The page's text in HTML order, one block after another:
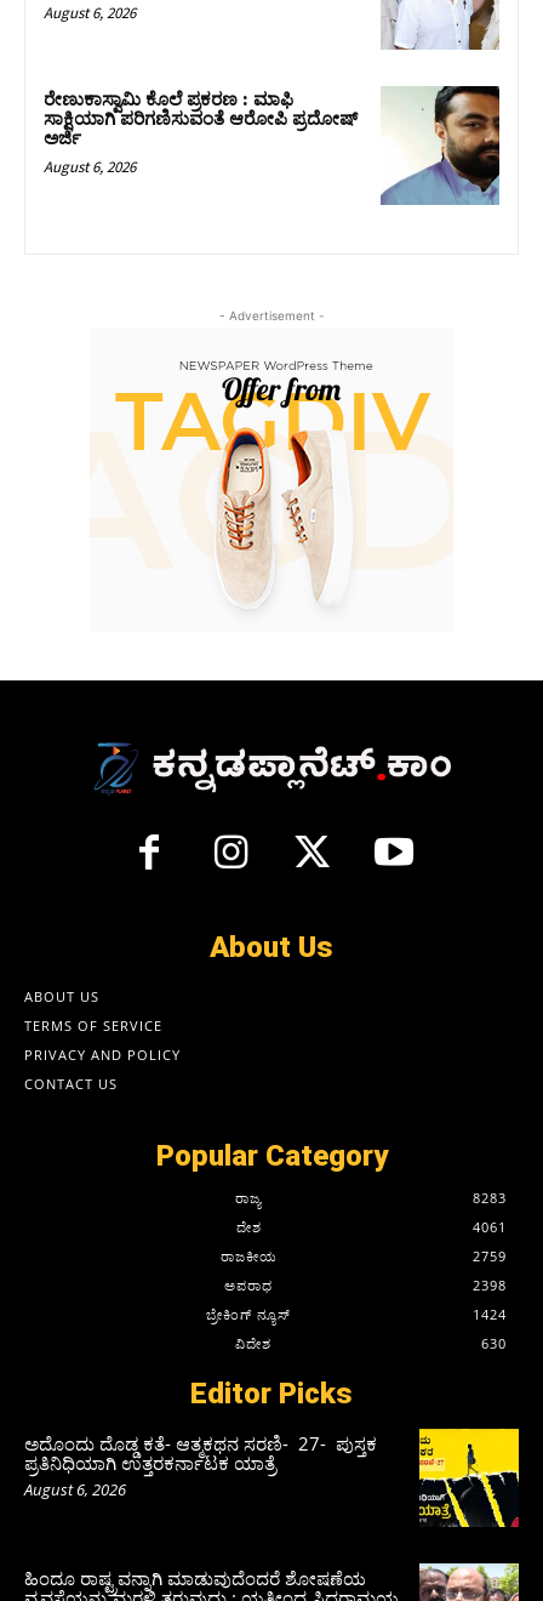
August 6, 2026
ರೇಣುಕಾಸ್ವಾಮಿ ಕೊಲೆ ಪ್ರಕರಣ : ಮಾಫಿ
ಸಾಕ್ಷಿಯಾಗಿ ಪರಿಗಣಿಸುವಂತೆ ಆರೋಪಿ ಪ್ರದೋಷ್‌
ಅರ್ಜಿ
August 6, 2026
- Advertisement -
About Us
ABOUT US
TERMS OF SERVICE
PRIVACY AND POLICY
CONTACT US
Popular Category
ರಾಜ್ಯ
8283
ದೇಶ
4061
ರಾಜಕೀಯ
2759
ಅಪರಾಧ
2398
ಬ್ರೇಕಿಂಗ್ ನ್ಯೂಸ್
1424
ವಿದೇಶ
630
Editor Picks
ಅದೊಂದು ದೊಡ್ಡ ಕತೆ- ಆತ್ಮಕಥನ ಸರಣಿ- 27- ಪುಸ್ತಕ
ಪ್ರತಿನಿಧಿಯಾಗಿ ಉತ್ತರಕರ್ನಾಟಕ ಯಾತ್ರೆ
August 6, 2026
ಹಿಂದೂ ರಾಷ್ಟ್ರವನ್ನಾಗಿ ಮಾಡುವುದೆಂದರೆ ಶೋಷಣೆಯ